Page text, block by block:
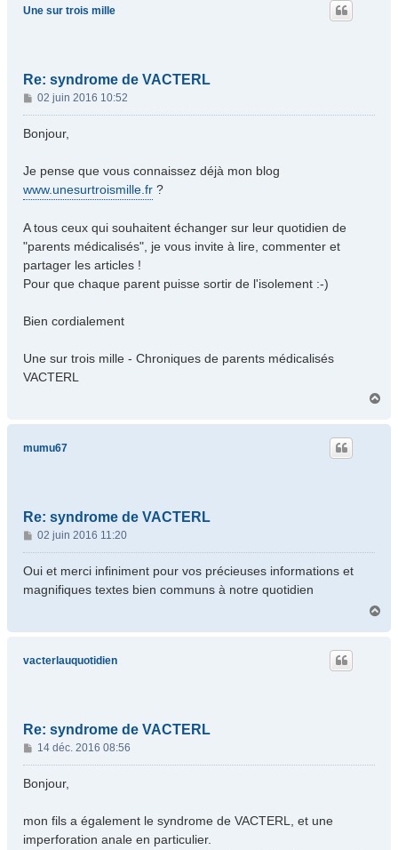
Une sur trois mille
Re: syndrome de VACTERL
M
e
s
g
e
02 juin 2016 10:52
Bonjour,
Je pense que vous connaissez déjà mon blog
www.unesurtroismille.fr ?
A tous ceux qui souhaitent échanger sur leur quotidien de
"parents médicalisés", je vous invite à lire, commenter et
partager les articles !
Pour que chaque parent puisse sortir de l'isolement :-)
Bien cordialement
Une sur trois mille - Chroniques de parents médicalisés
VACTERL
u
mumu67
Re: syndrome de VACTERL
M
e
s
e
02 juin 2016 11:20
Oui et merci infiniment pour vos précieuses informations et
magnifiques textes bien communs à notre quotidien
vacterlauquotidien
Re: syndrome de VACTERL
M
e
s
g
e
14 déc. 2016 08:56
Bonjour,
mon fils a également le syndrome de VACTERL, et une
imperforation anale en particulier.